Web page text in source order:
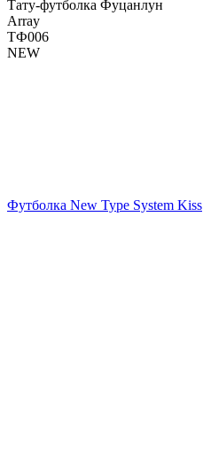
Тату-футболка Фуцанлун
Array
ТФ006
NEW
Футболка New Type System Kiss